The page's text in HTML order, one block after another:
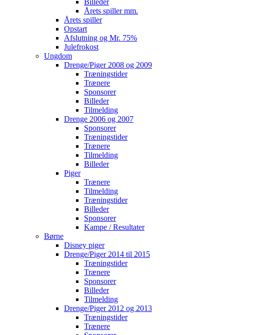
Billeder
Årets spiller mm.
Årets spiller
Opstart
Afslutning og Mr. 75%
Julefrokost
Ungdom
Drenge/Piger 2008 og 2009
Træningstider
Trænere
Sponsorer
Billeder
Tilmelding
Drenge 2006 og 2007
Sponsorer
Træningstider
Trænere
Tilmelding
Billeder
Piger
Trænere
Tilmelding
Træningstider
Billeder
Sponsorer
Kampe / Resultater
Børne
Disney piger
Drenge/Piger 2014 til 2015
Træningstider
Trænere
Sponsorer
Billeder
Tilmelding
Drenge/Piger 2012 og 2013
Træningstider
Trænere